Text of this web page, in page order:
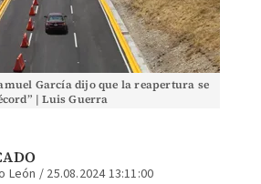
García dijo que la reapertura se
| Luis Guerra
León / 25.08.2024 13:11:00